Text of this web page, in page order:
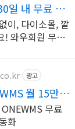
일 내 무료 반
이, 다이소몰, 깔
! 와우회원 무료
광고
월 15만원
무료
화